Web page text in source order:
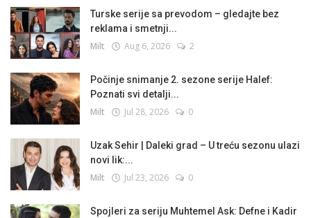
Turske serije sa prevodom – gledajte bez
reklama i smetnji...
Milt Aug 6, 2026 2
Počinje snimanje 2. sezone serije Halef:
Poznati svi detalji...
Milt Jul 28, 2026 0
Uzak Sehir | Daleki grad – U treću sezonu ulazi
novi lik:...
Milt Jul 23, 2026 0
Spojleri za seriju Muhtemel Ask: Defne i Kadir